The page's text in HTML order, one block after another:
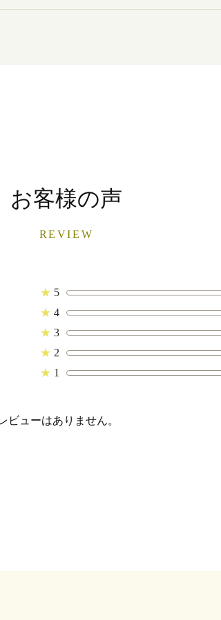
お客様の声
REVIEW
★ 5
★ 4
★ 3
★ 2
★ 1
ビューはありません。